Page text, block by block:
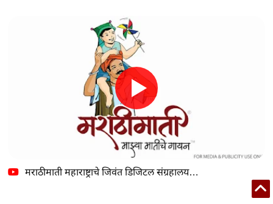
मराठीमाती महाराष्ट्राचे जिवंत डिजिटल संग्रहालय…